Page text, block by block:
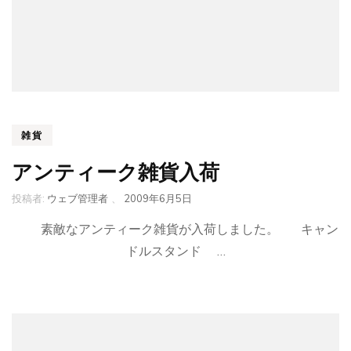
雑貨
アンティーク雑貨入荷
投稿者: ウェブ管理者 、 2009年6月5日
素敵なアンティーク雑貨が入荷しました。 キャン
ドルスタンド …